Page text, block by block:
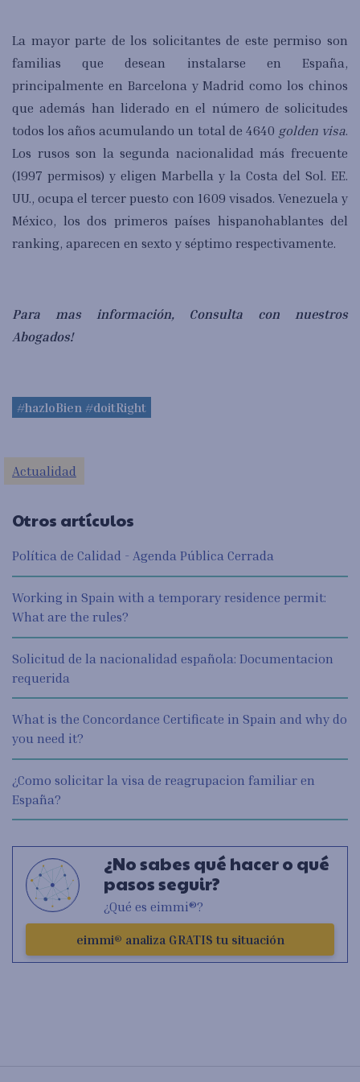
La mayor parte de los solicitantes de este permiso son
familias que desean instalarse en España,
principalmente en Barcelona y Madrid como los chinos
que además han liderado en el número de solicitudes
todos los años acumulando un total de 4640 golden visa.
Los rusos son la segunda nacionalidad más frecuente
(1997 permisos) y eligen Marbella y la Costa del Sol. EE.
UU., ocupa el tercer puesto con 1609 visados. Venezuela y
México, los dos primeros países hispanohablantes del
ranking, aparecen en sexto y séptimo respectivamente.
Para mas información, Consulta con nuestros
Abogados!
#hazloBien #doitRight
Actualidad
Otros artículos
Política de Calidad - Agenda Pública Cerrada
Working in Spain with a temporary residence permit:
What are the rules?
Solicitud de la nacionalidad española: Documentacion
requerida
What is the Concordance Certificate in Spain and why do
you need it?
¿Como solicitar la visa de reagrupacion familiar en
España?
¿No sabes qué hacer o qué
pasos seguir?
¿Qué es eimmi®?
eimmi® analiza GRATIS tu situación